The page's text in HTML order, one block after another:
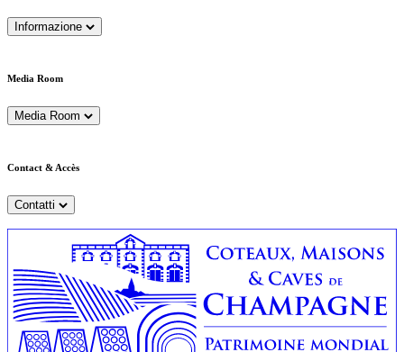
Informazione
Media Room
Media Room
Contact & Accès
Contatti